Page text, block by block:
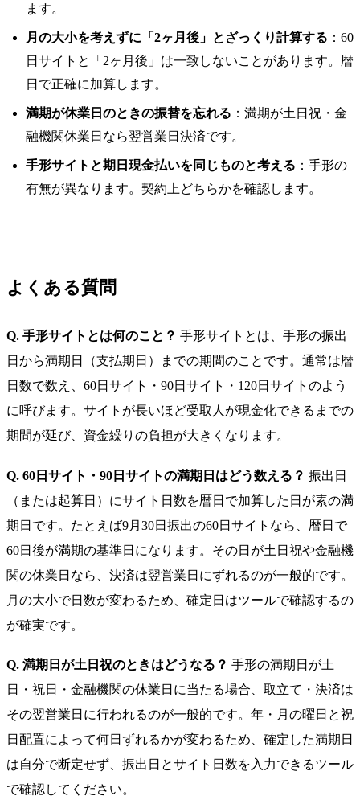
ます。
月の大小を考えずに「2ヶ月後」とざっくり計算する ：60
日サイトと「2ヶ月後」は一致しないことがあります。暦
日で正確に加算します。
満期が休業日のときの振替を忘れる ：満期が土日祝・金
融機関休業日なら翌営業日決済です。
手形サイトと期日現金払いを同じものと考える ：手形の
有無が異なります。契約上どちらかを確認します。
よくある質問
Q. 手形サイトとは何のこと？ 手形サイトとは、手形の振出
日から満期日（支払期日）までの期間のことです。通常は暦
日数で数え、60日サイト・90日サイト・120日サイトのよう
に呼びます。サイトが長いほど受取人が現金化できるまでの
期間が延び、資金繰りの負担が大きくなります。
Q. 60日サイト・90日サイトの満期日はどう数える？ 振出日
（または起算日）にサイト日数を暦日で加算した日が素の満
期日です。たとえば9月30日振出の60日サイトなら、暦日で
60日後が満期の基準日になります。その日が土日祝や金融機
関の休業日なら、決済は翌営業日にずれるのが一般的です。
月の大小で日数が変わるため、確定日はツールで確認するの
が確実です。
Q. 満期日が土日祝のときはどうなる？ 手形の満期日が土
日・祝日・金融機関の休業日に当たる場合、取立て・決済は
その翌営業日に行われるのが一般的です。年・月の曜日と祝
日配置によって何日ずれるかが変わるため、確定した満期日
は自分で断定せず、振出日とサイト日数を入力できるツール
で確認してください。